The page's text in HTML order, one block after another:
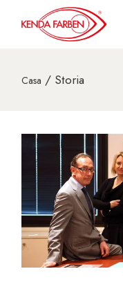
Casa Storia